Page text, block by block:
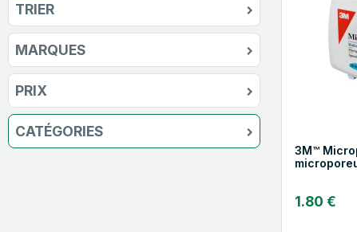
TRIER
MARQUES
PRIX
CATÉGORIES
3M™
1.80 €